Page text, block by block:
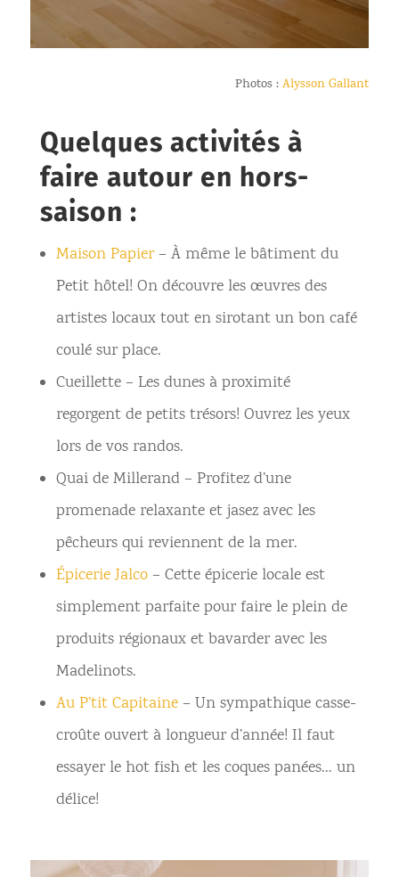
Photos :Alysson Gallant
Quelques activités à
faire autour en hors-
saison :
Maison Papier– À même le bâtiment du
Petit hôtel! On découvre les œuvres des
artistes locaux tout en sirotant un bon café
coulé sur place.
Cueillette – Les dunes à proximité
regorgent de petits trésors! Ouvrez les yeux
lors de vos randos.
Quai de Millerand – Profitez d’une
promenade relaxante et jasez avec les
pêcheurs qui reviennent de la mer.
Épicerie Jalco– Cette épicerie locale est
simplement parfaite pour faire le plein de
produits régionaux et bavarder avec les
Madelinots.
Au P’tit Capitaine– Un sympathique casse-
croûte ouvert à longueur d’année! Il faut
essayer le hot fish et les coques panées… un
délice!